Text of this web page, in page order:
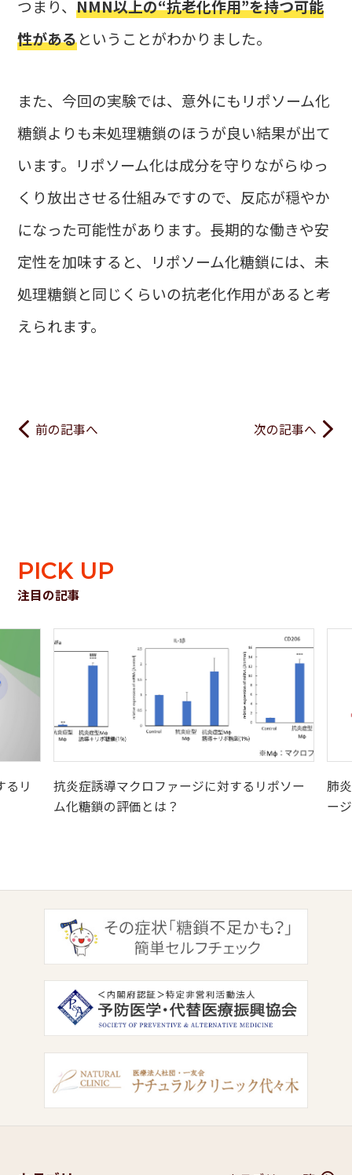
つまり、NMN以上の“抗老化作用”を持つ可能
性があるということがわかりました。
また、今回の実験では、意外にもリポソーム化
糖鎖よりも未処理糖鎖のほうが良い結果が出て
います。リポソーム化は成分を守りながらゆっ
くり放出させる仕組みですので、反応が穏やか
になった可能性があります。長期的な働きや安
定性を加味すると、リポソーム化糖鎖には、未
処理糖鎖と同じくらいの抗老化作用があると考
えられます。
前の記事へ 次の記事へ
PICK UP
注目の記事
ソー
肺炎症の抑制、間質性肺炎治療のマクロファ
ージM1/M2のバランスの重要性とは？
【
作用